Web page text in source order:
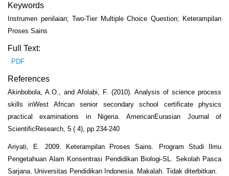
Keywords
Instrumen penilaian; Two-Tier Multiple Choice Question; Keterampilan
Proses Sains
Full Text:
PDF
References
Akinbobola, A.O., and Afolabi, F. (2010). Analysis of science process
skills inWest African senior secondary school certificate physics
practical examinations in Nigeria. AmericanEurasian Journal of
ScientificResearch, 5 ( 4), pp 234-240
Ariyati, E. 2009. Keterampilan Proses Sains. Program Studi Ilmu
Pengetahuan Alam Konsentrasi Pendidikan Biologi-SL. Sekolah Pasca
Sarjana. Universitas Pendidikan Indonesia. Makalah. Tidak diterbitkan.